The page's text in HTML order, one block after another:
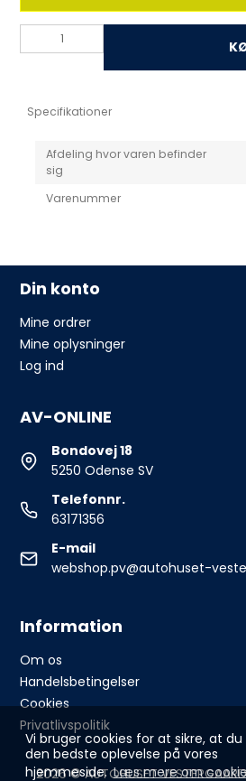
Vi bruger cookies for at sikre, at
den bedste oplevelse på vores
hjemmeside.Læs mere om
Specifikationer
Afdeling hvor varen befinder
sig
Varenummer
Din konto
Mine ordrer
Mine oplysninger
Log ind
AV-ONLINE
Bondovej 18
5250 Odense SV
Telefonnr.
63171356
E-mail
webshop.pv@autohuset-
Information
Om os
Handelsbetingelser
Cookies
Privatlivspolitik
2026 © AUTOHUSET